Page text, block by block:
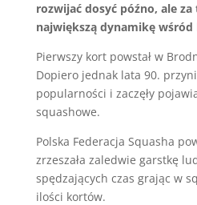
rozwijać dosyć późno, ale
największą dynamikę
Pierwszy kort powstał w
Dopiero jednak lata 90.
popularności i zaczęły
squashowe.
Polska Federacja Squasha
zrzeszała zaledwie garstkę
spędzających czas grając w
ilości kortów.